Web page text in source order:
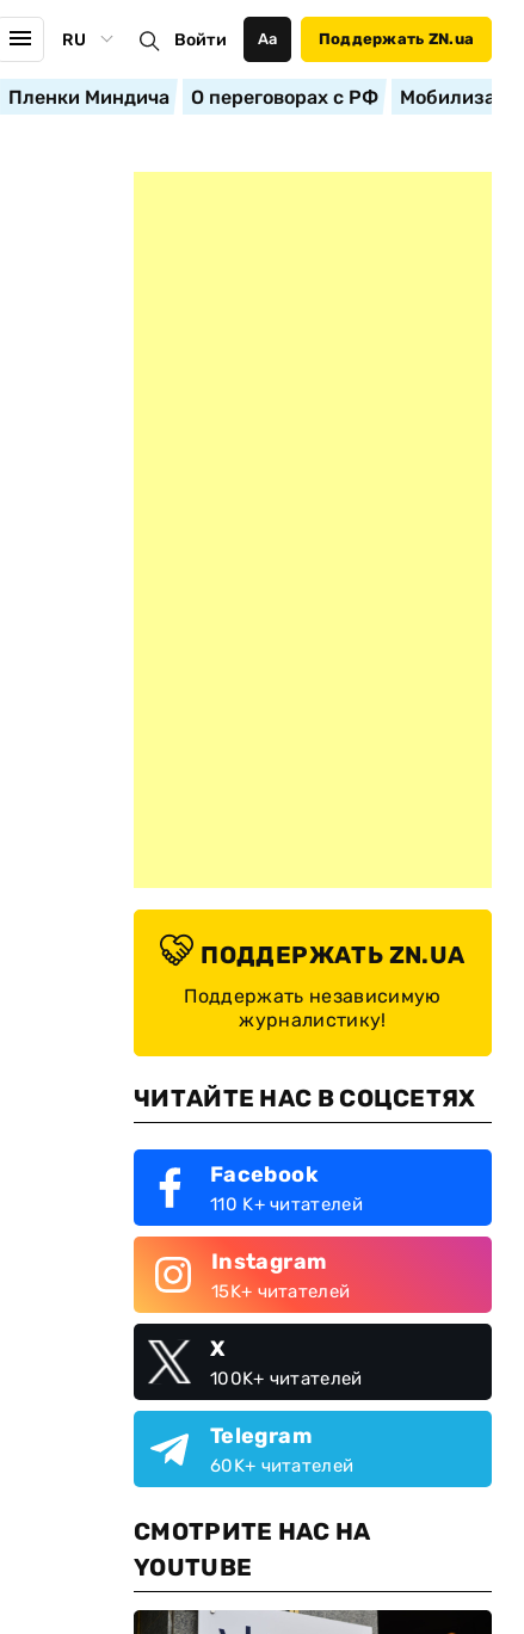
RU Войти Аа Поддержать ZN.ua
Пленки Миндича О переговорах с РФ
ПОДДЕРЖАТЬ ZN.UA
Поддержать независимую
журналистику!
ЧИТАЙТЕ НАС В СОЦСЕТЯХ
Facebook
110 K+ читателей
Instagram
15K+ читателей
X
100K+ читателей
Telegram
60K+ читателей
СМОТРИТЕ НАС НА
YOUTUBE